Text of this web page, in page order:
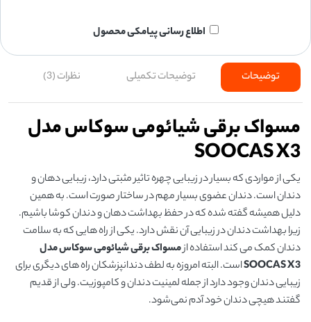
اطلاع رسانی پیامکی محصول
توضیحات توضیحات تکمیلی نظرات (3)
مسواک برقی شیائومی سوکاس مدل
SOOCAS X3
یکی از مواردی که بسیار در زیبایی چهره تاثیر مثبتی دارد، زیبایی دهان و
دندان است. دندان عضوی بسیار مهم در ساختار صورت است. به همین
دلیل همیشه گفته شده که در حفظ بهداشت دهان و دندان کوشا باشیم.
زیرا بهداشت دندان در زیبایی آن نقش دارد. یکی از راه هایی که به سلامت
دندان کمک می کند استفاده ازمسواک برقی شیائومی سوکاس مدل
SOOCAS X3است. البته امروزه به لطف دندانپزشکان راه های دیگری برای
زیبایی دندان وجود دارد از جمله لمینیت دندان و کامپوزیت. ولی از قدیم
گفتند هیچی دندان خود آدم نمی‌شود.